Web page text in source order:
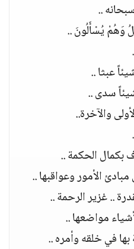
..
وَهُمْ يُسْأَلُونَ ..
.
عبثا ..
سدى ..
والآخرة..
.
بكمال الحكمة ..
الأمور وعواقبها ..
.. غزير الرحمة ..
مواضعها ..
بها في خلقه وأمره ..